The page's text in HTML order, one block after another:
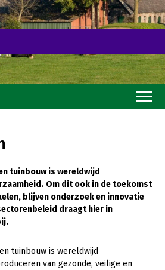
tuinbouw is wereldwijd
Om dit ook in de toekomst
blijven onderzoek en innovatie
draagt hier in
tuinbouw is wereldwijd
van gezonde, veilige en